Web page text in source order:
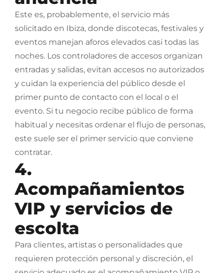
Este es, probablemente, el servicio más
solicitado en Ibiza, donde discotecas, festivales y
eventos manejan aforos elevados casi todas las
noches. Los controladores de accesos organizan
entradas y salidas, evitan accesos no autorizados
y cuidan la experiencia del público desde el
primer punto de contacto con el local o el
evento. Si tu negocio recibe público de forma
habitual y necesitas ordenar el flujo de personas,
este suele ser el primer servicio que conviene
contratar.
4.
Acompañamientos
VIP y servicios de
escolta
Para clientes, artistas o personalidades que
requieren protección personal y discreción, el